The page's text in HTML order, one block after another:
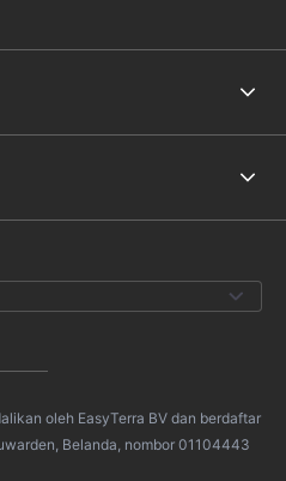
oleh EasyTerra BV dan berdaftar
Belanda, nombor 01104443